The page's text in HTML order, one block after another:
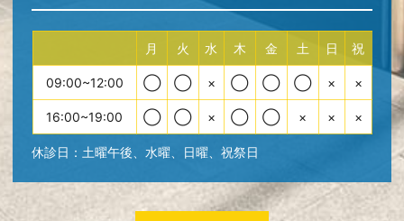
月 火 水 木 金 土 日 祝
09:00~12:00 ◯ ◯ × ◯ ◯ ◯ × ×
16:00~19:00 ◯ ◯ × ◯ ◯ × × ×
休診日：土曜午後、水曜、日曜、祝祭日